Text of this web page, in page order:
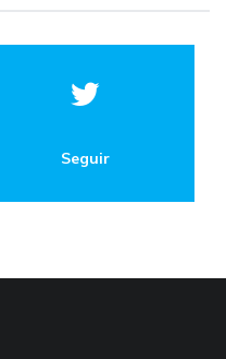
Seguir